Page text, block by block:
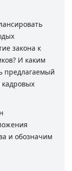
закона к
И каким
предлагаемый
кадровых
и обозначим